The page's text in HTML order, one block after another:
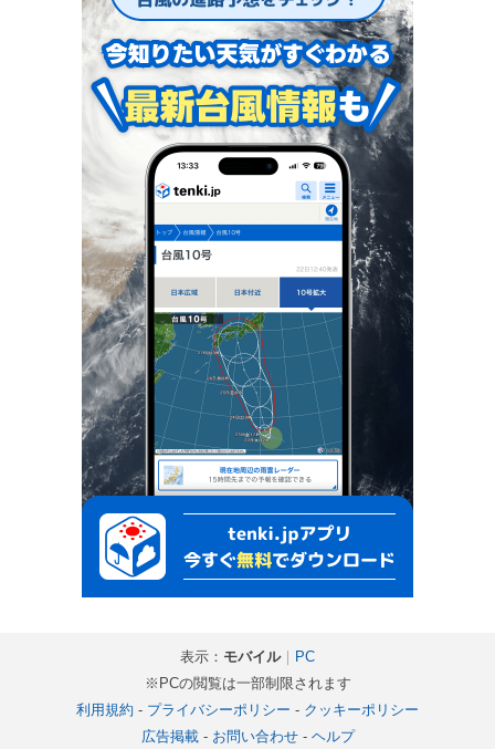
表示： モバイル｜ PC
※PCの閲覧は一部制限されます
利用規約 - プライバシーポリシー - クッキーポリシー
広告掲載- お問い合わせ- ヘルプ